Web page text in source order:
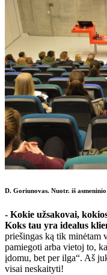
D. Goriunovas. Nuotr. iš
- Kokie užsakovai,
Koks tau yra idealus
priešingas ką tik minėtam
pamiegoti arba vietoj to,
įdomu, bet per ilga“. Aš
visai neskaityti!